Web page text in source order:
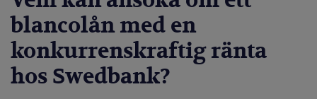
blancolån med en
konkurrenskraftig ränta
hos Swedbank?